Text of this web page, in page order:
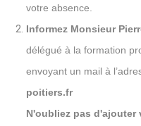
votre absence.
Informez Monsieur
délégué à la formation
envoyant un mail à
poitiers.fr
N'oubliez pas